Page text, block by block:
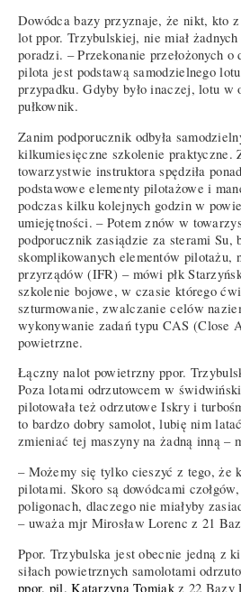
Dowódca bazy przyznaje, że nikt, kto
lot ppor. Trzybulskiej, nie miał
poradzi. – Przekonanie przełożonych o
pilota jest podstawą samodzielnego
przypadku. Gdyby było inaczej, lotu w
pułkownik.
Zanim podporucznik odbyła
kilkumiesięczne szkolenie praktyczne.
towarzystwie instruktora spędziła
podstawowe elementy pilotażowe i
podczas kilku kolejnych godzin w
umiejętności. – Potem znów w
podporucznik zasiądzie za sterami Su,
skomplikowanych elementów pilotażu,
przyrządów (IFR) – mówi płk
szkolenie bojowe, w czasie którego
szturmowanie, zwalczanie celów
wykonywanie zadań typu CAS (Close
powietrzne.
Łączny nalot powietrzny ppor.
Poza lotami odrzutowcem w
pilotowała też odrzutowe Iskry i
to bardzo dobry samolot, lubię nim
zmieniać tej maszyny na żadną inną –
– Możemy się tylko cieszyć z tego, że
pilotami. Skoro są dowódcami
poligonach, dlaczego nie miałyby
– uważa mjr Mirosław Lorenc z 21
Ppor. Trzybulska jest obecnie jedną z
siłach powietrznych samolotami
ppor. pil. Katarzyna Tomiakz 22 Bazy